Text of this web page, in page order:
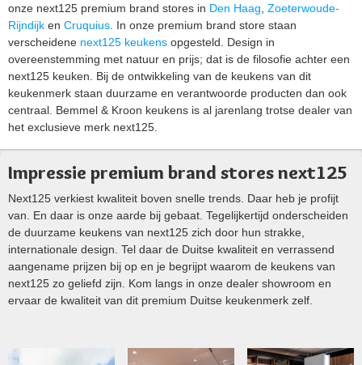
onze next125 premium brand stores in Den Haag Zoeterwoude-
Rijndijk en Cruquius . In onze premium brand store staan
verscheidene next125 keukens opgesteld. Design in
overeenstemming met natuur en prijs; dat is de filosofie achter een
next125 keuken. Bij de ontwikkeling van de keukens van dit
keukenmerk staan duurzame en verantwoorde producten dan ook
centraal. Bemmel & Kroon keukens is al jarenlang trotse dealer van
het exclusieve merk next125.
Impressie premium brand stores next125
Next125 verkiest kwaliteit boven snelle trends. Daar heb je profijt
van. En daar is onze aarde bij gebaat. Tegelijkertijd onderscheiden
de duurzame keukens van next125 zich door hun strakke,
internationale design. Tel daar de Duitse kwaliteit en verrassend
aangename prijzen bij op en je begrijpt waarom de keukens van
next125 zo geliefd zijn. Kom langs in onze dealer showroom en
ervaar de kwaliteit van dit premium Duitse keukenmerk zelf.